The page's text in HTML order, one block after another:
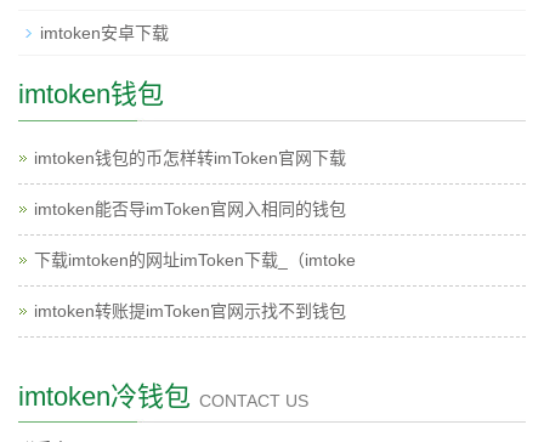
imtoken安卓下载
imtoken钱包
imtoken钱包的币怎样转imToken官网下载
imtoken能否导imToken官网入相同的钱包
下载imtoken的网址imToken下载_（imtoke
imtoken转账提imToken官网示找不到钱包
imtoken冷钱包 CONTACT US